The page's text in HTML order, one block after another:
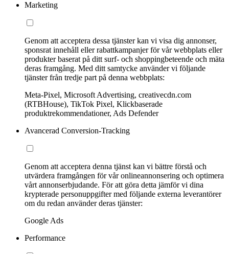
Marketing
Genom att acceptera dessa tjänster kan vi visa dig annonser,
sponsrat innehåll eller rabattkampanjer för vår webbplats eller
produkter baserat på ditt surf- och shoppingbeteende och mäta
deras framgång. Med ditt samtycke använder vi följande
tjänster från tredje part på denna webbplats:
Meta-Pixel, Microsoft Advertising, creativecdn.com
(RTBHouse), TikTok Pixel, Klickbaserade
produktrekommendationer, Ads Defender
Avancerad Conversion-Tracking
Genom att acceptera denna tjänst kan vi bättre förstå och
utvärdera framgången för vår onlineannonsering och optimera
vårt annonserbjudande. För att göra detta jämför vi dina
krypterade personuppgifter med följande externa leverantörer
om du redan använder deras tjänster:
Google Ads
Performance